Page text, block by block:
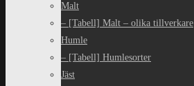
Malt
– [Tabell] Malt – olika tillverkare
Humle
– [Tabell] Humlesorter
Jäst